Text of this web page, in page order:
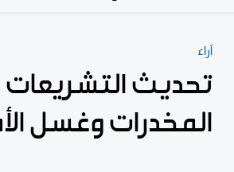
آراء
تحديث
المخدرات وغسل